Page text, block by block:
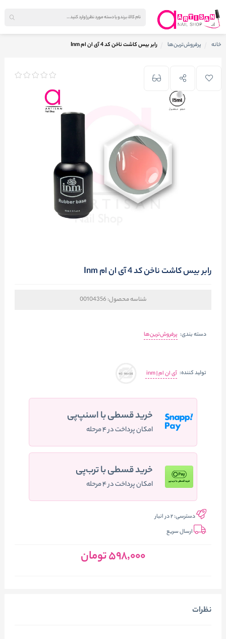
خانه پرفروش‌ترین‌ها رابر بیس کاشت ناخن کد 4 آی ان ام Inm
رابر بیس کاشت ناخن کد 4 آی ان ام Inm
شناسه محصول: 00104356
دسته بندی: پرفروش‌ترین‌ها
تولید کننده: آی ان ام | inm
خرید قسطی با اسنپ‌پی
امکان پرداخت در ۴ مرحله
خرید قسطی با ترب‌پی
امکان پرداخت در ۴ مرحله
دسترسی:2 در انبار
ارسال سریع
598٬000تومان
نظرات